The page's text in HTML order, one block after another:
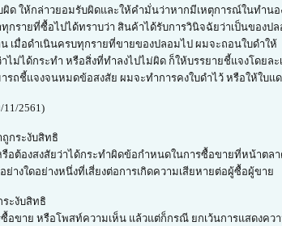
ผิด ให้กล่าวยอมรับผิดและให้คำมั่นว่าหากมีเหตุการณ์ในทำ
ทุกรายที่ซื้อไปได้ทราบว่า สินค้าได้รับการวินิจฉัยว่าเป็นของ
เมื่อดำเนินครบทุกรายที่ขายของปลอมไป ผมจะถอนใบดำให้
ไม่ได้กระทำ หรือสิ่งที่ทำลงไปไม่ผิด ก็ให้บรรยายชี้แจงโดย
รถชี้แจงจนหมดข้อสงสัย ผมจะทำการคงใบดำไว้ หรือให้ใบแด
11/2561)
กระงับสิทธิ
รือต้องสงสัยว่าได้กระทำผิดข้อกำหนดในการซื้อขายที่หน้าตล
ย่างใดอย่างหนึ่งที่เสี่ยงต่อการเกิดความเสียหายต่อผู้ซื้อผู้ขาย
ะงับสิทธิ
ซื้อขาย หรือโพสท์ความเห็น แล้วแต่ก็กรณี ยกเว้นการแสดงคว